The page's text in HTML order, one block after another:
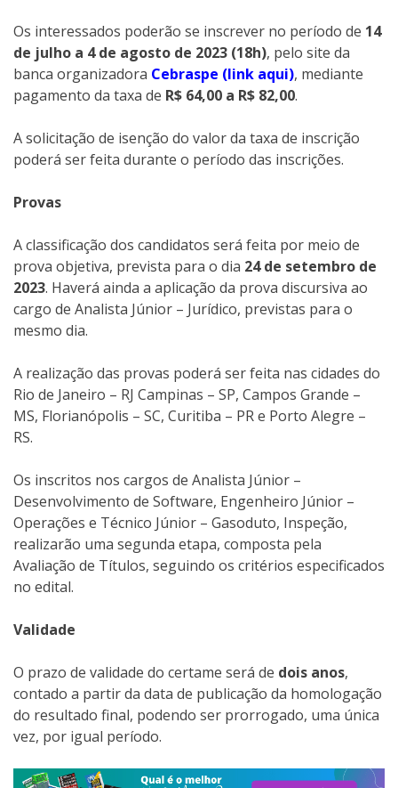
Os interessados poderão se inscrever no período de 14
de julho a 4 de agosto de 2023 (18h), pelo site da
banca organizadora Cebraspe (link aqui), mediante
pagamento da taxa de R$ 64,00 a R$ 82,00.
A solicitação de isenção do valor da taxa de inscrição
poderá ser feita durante o período das inscrições.
Provas
A classificação dos candidatos será feita por meio de
prova objetiva, prevista para o dia 24 de setembro de
2023. Haverá ainda a aplicação da prova discursiva ao
cargo de Analista Júnior – Jurídico, previstas para o
mesmo dia.
A realização das provas poderá ser feita nas cidades do
Rio de Janeiro – RJ Campinas – SP, Campos Grande –
MS, Florianópolis – SC, Curitiba – PR e Porto Alegre –
RS.
Os inscritos nos cargos de Analista Júnior –
Desenvolvimento de Software, Engenheiro Júnior –
Operações e Técnico Júnior – Gasoduto, Inspeção,
realizarão uma segunda etapa, composta pela
Avaliação de Títulos, seguindo os critérios especificados
no edital.
Validade
O prazo de validade do certame será de dois anos,
contado a partir da data de publicação da homologação
do resultado final, podendo ser prorrogado, uma única
vez, por igual período.